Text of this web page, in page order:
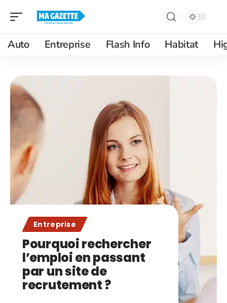
Auto Entreprise Flash Info Habitat
Entreprise
Pourquoi rechercher
l’emploi en passant
par un site de
recrutement ?